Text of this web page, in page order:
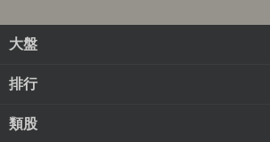
大盤
排行
類股